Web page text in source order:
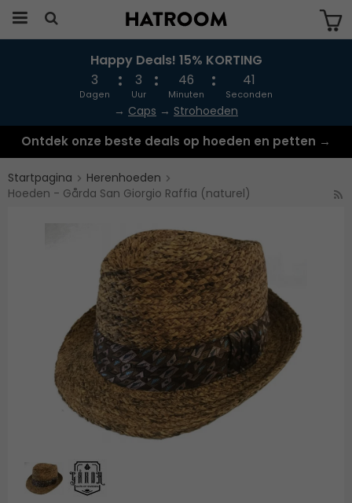
Produkten har blivit tillagd i varukorgen
Happy Deals! 15% KORTING
3
Dagen
3
Uur
46
Minuten
41
Seconden
→ Caps → Strohoeden
Ontdek onze beste deals op hoeden en petten →
Startpagina
Herenhoeden
Hoeden - Gårda San Giorgio Raffia (naturel)